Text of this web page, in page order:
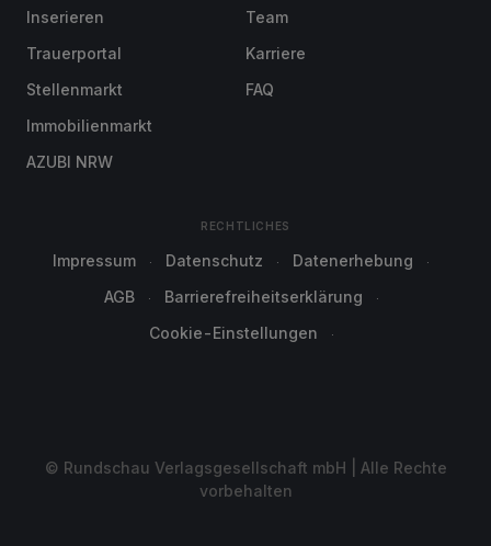
Inserieren
Trauerportal
Stellenmarkt
Immobilienmarkt
AZUBI NRW
Team
Karriere
FAQ
RECHTLICHES
Impressum Datenschutz
Datenerhebung
AGB
Barrierefreiheitserklärung
Cookie-Einstellungen
© Rundschau Verlagsgesellschaft mbH | Alle Rechte
vorbehalten